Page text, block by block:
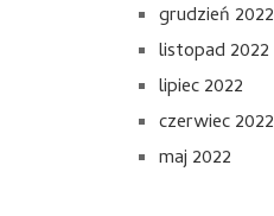
grudzień 2022
listopad 2022
lipiec 2022
czerwiec 2022
maj 2022